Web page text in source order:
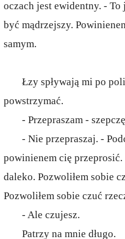
oczach jest ewidentny. - To
być mądrzejszy.
samym.
Łzy spływają mi po
powstrzymać.
- Przepraszam -
- Nie przepraszaj. -
powinienem cię przeprosić.
daleko. Pozwoliłem sobie
Pozwoliłem sobie czuć
- Ale czujesz.
Patrzy na mnie długo.